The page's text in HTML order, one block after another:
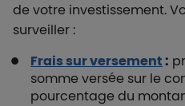
de votre investissement.
surveiller :
Frais sur versement:
somme versée sur le
pourcentage du